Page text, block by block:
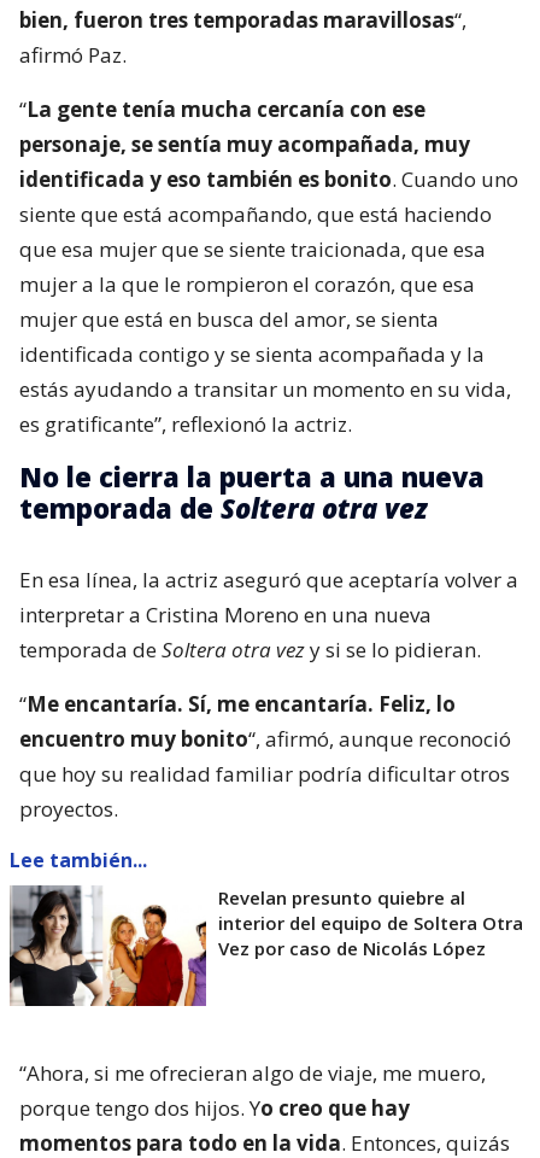
bien, fueron tres temporadas maravillosas“,
afirmó Paz.
“La gente tenía mucha cercanía con ese
personaje, se sentía muy acompañada, muy
identificada y eso también es bonito. Cuando uno
siente que está acompañando, que está haciendo
que esa mujer que se siente traicionada, que esa
mujer a la que le rompieron el corazón, que esa
mujer que está en busca del amor, se sienta
identificada contigo y se sienta acompañada y la
estás ayudando a transitar un momento en su vida,
es gratificante”, reflexionó la actriz.
No le cierra la puerta a una nueva
temporada de Soltera otra vez
En esa línea, la actriz aseguró que aceptaría volver a
interpretar a Cristina Moreno en una nueva
temporada deSoltera otra vezy si se lo pidieran.
“Me encantaría. Sí, me encantaría. Feliz, lo
encuentro muy bonito“, afirmó, aunque reconoció
que hoy su realidad familiar podría dificultar otros
proyectos.
Lee también...
Revelan presunto quiebre al
interior del equipo de Soltera Otra
Vez por caso de Nicolás López
“Ahora, si me ofrecieran algo de viaje, me muero,
porque tengo dos hijos. Yo creo que hay
momentos para todo en la vida. Entonces, quizás